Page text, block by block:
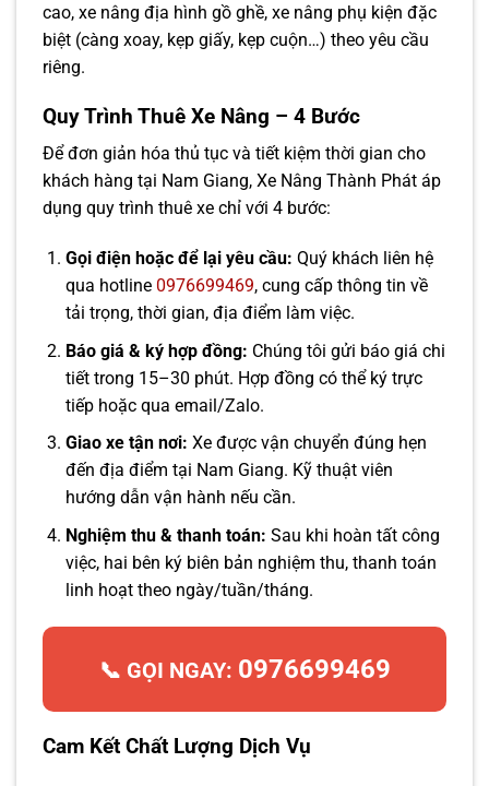
cao, xe nâng địa hình gồ ghề, xe nâng phụ kiện đặc
biệt (càng xoay, kẹp giấy, kẹp cuộn…) theo yêu cầu
riêng.
Quy Trình Thuê Xe Nâng – 4 Bước
Để đơn giản hóa thủ tục và tiết kiệm thời gian cho
khách hàng tại Nam Giang, Xe Nâng Thành Phát áp
dụng quy trình thuê xe chỉ với 4 bước:
Gọi điện hoặc để lại yêu cầu: Quý khách liên hệ
qua hotline 0976699469, cung cấp thông tin về
tải trọng, thời gian, địa điểm làm việc.
Báo giá & ký hợp đồng: Chúng tôi gửi báo giá chi
tiết trong 15–30 phút. Hợp đồng có thể ký trực
tiếp hoặc qua email/Zalo.
Giao xe tận nơi: Xe được vận chuyển đúng hẹn
đến địa điểm tại Nam Giang. Kỹ thuật viên
hướng dẫn vận hành nếu cần.
Nghiệm thu & thanh toán: Sau khi hoàn tất công
việc, hai bên ký biên bản nghiệm thu, thanh toán
linh hoạt theo ngày/tuần/tháng.
📞 GỌI NGAY: 0976699469
Cam Kết Chất Lượng Dịch Vụ